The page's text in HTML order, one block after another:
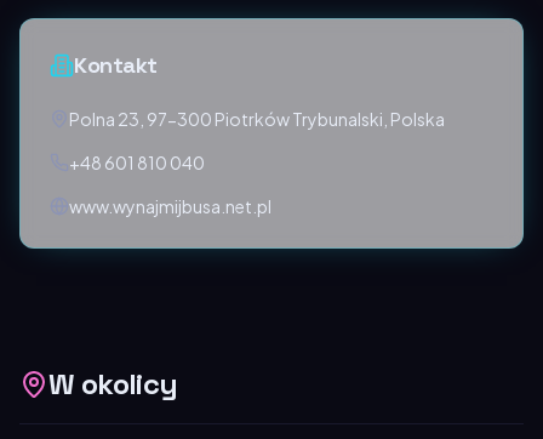
Kontakt
Polna 23, 97-300 Piotrków Trybunalski, Polska
+48 601 810 040
www.wynajmijbusa.net.pl
W okolicy